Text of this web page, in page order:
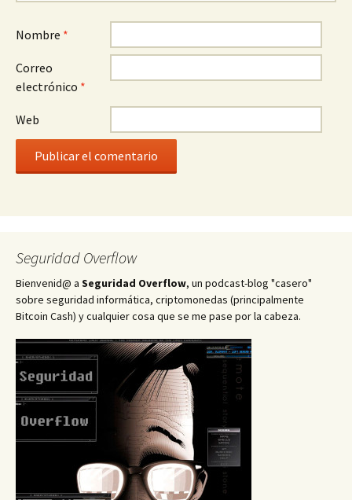
Nombre *
Correo
electrónico *
Web
Seguridad Overflow
Bienvenid@ a Seguridad Overflow, un podcast-blog "casero"
sobre seguridad informática, criptomonedas (principalmente
Bitcoin Cash) y cualquier cosa que se me pase por la cabeza.